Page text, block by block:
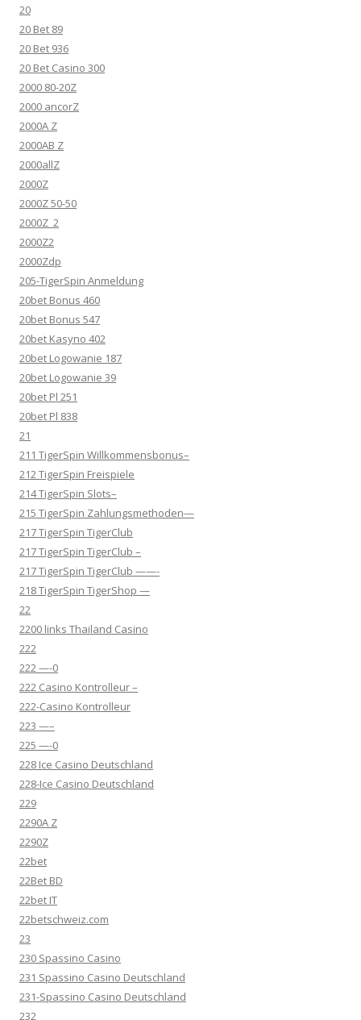
20
20 Bet 89
20 Bet 936
20 Bet Casino 300
2000 80-20Z
2000 ancorZ
2000A Z
2000AB Z
2000allZ
2000Z
2000Z 50-50
2000Z_2
2000Z2
2000Zdp
205-TigerSpin Anmeldung
20bet Bonus 460
20bet Bonus 547
20bet Kasyno 402
20bet Logowanie 187
20bet Logowanie 39
20bet Pl 251
20bet Pl 838
21
211 TigerSpin Willkommensbonus–
212 TigerSpin Freispiele
214 TigerSpin Slots–
215 TigerSpin Zahlungsmethoden—
217 TigerSpin TigerClub
217 TigerSpin TigerClub –
217 TigerSpin TigerClub ——-
218 TigerSpin TigerShop —
22
2200 links Thailand Casino
222
222 —-0
222 Casino Kontrolleur –
222-Casino Kontrolleur
223 —–
225 —-0
228 Ice Casino Deutschland
228-Ice Casino Deutschland
229
2290A Z
2290Z
22bet
22Bet BD
22bet IT
22betschweiz.com
23
230 Spassino Casino
231 Spassino Casino Deutschland
231-Spassino Casino Deutschland
232